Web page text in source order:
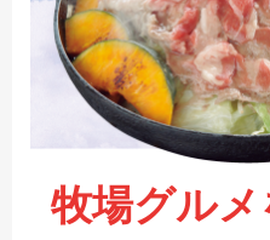
牧場グル